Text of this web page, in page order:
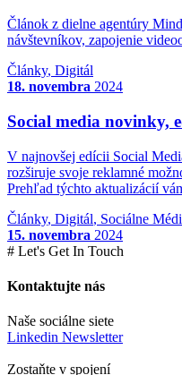
Článok z dielne agentúry
návštevníkov, zapojenie
Články, Digitál
18. novembra 2024
Social media novinky,
V najnovšej edícii Social
rozširuje svoje reklamné
Prehľad týchto aktualizácií
Články, Digitál, Sociálne
15. novembra 2024
# Let's Get In Touch
Kontaktujte nás
Naše sociálne siete
Linkedin Newsletter
Zostaňte v spojení